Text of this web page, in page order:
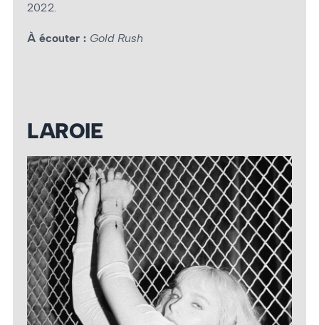
2022.
À écouter : Gold Rush
LAROIE